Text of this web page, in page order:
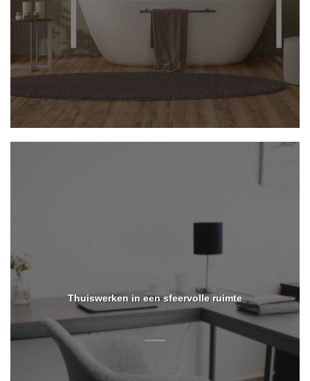
Thuiswerken in een sfeervolle ruimte